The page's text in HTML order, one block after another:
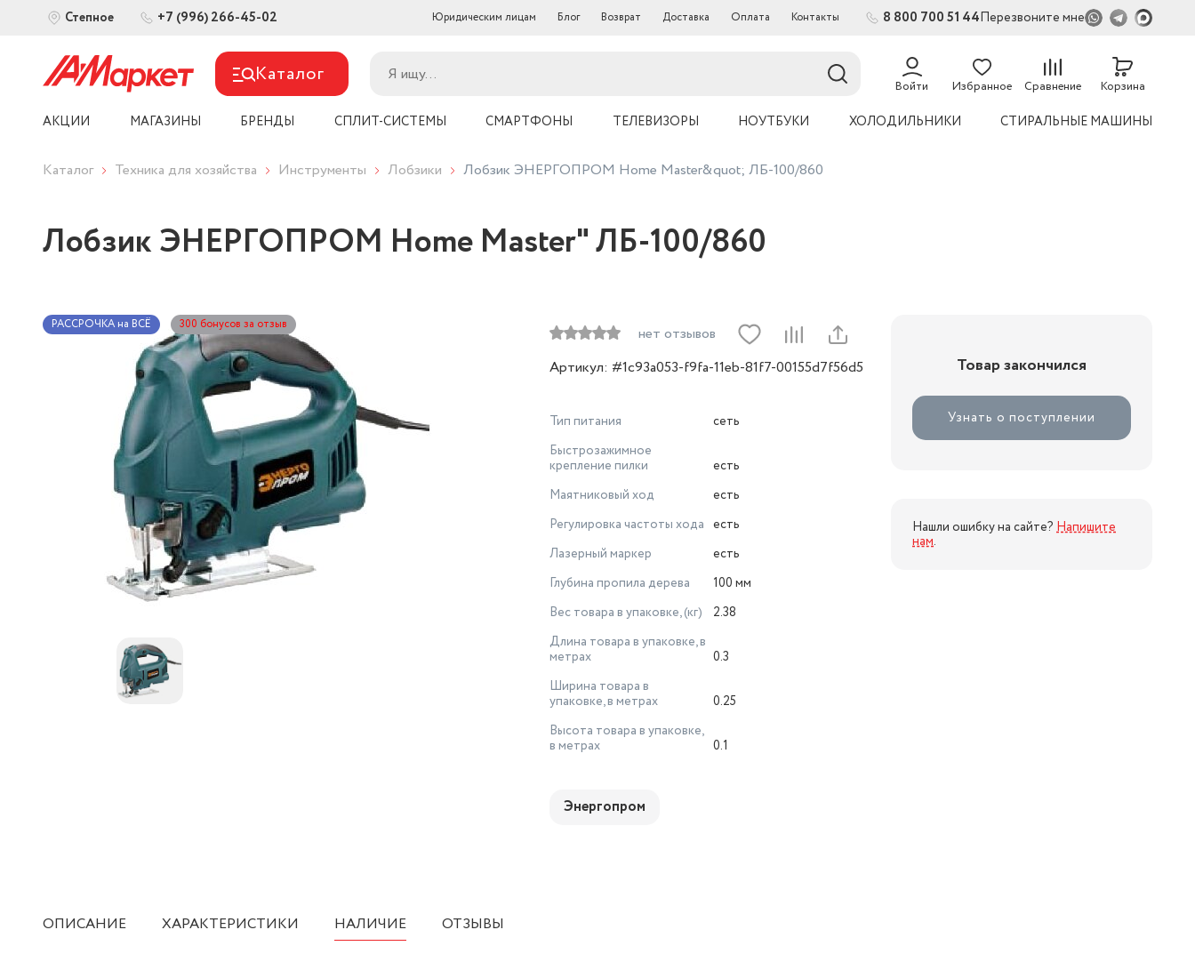
Степное +7 (996) 266-45-02 Юридическим лицам Блог Возврат Доставка Оплата Контакты 8 800 700 51 44Перезвоните мне
Каталог Войти Избранное Сравнение
54
Корзина
АКЦИИ МАГАЗИНЫ БРЕНДЫ СПЛИТ-СИСТЕМЫ СМАРТФОНЫ ТЕЛЕВИЗОРЫ НОУТБУКИ ХОЛОДИЛЬНИКИ СТИРАЛЬНЫЕ МАШИНЫ
Каталог Техника для хозяйства Инструменты Лобзики Лобзик ЭНЕРГОПРОМ Home Master&quot; ЛБ-100/860
Лобзик ЭНЕРГОПРОМ Home Master" ЛБ-100/860
РАССРОЧКА на ВСЁ 300 бонусов за отзыв
нет отзывов
Артикул: #1c93a053-f9fa-11eb-81f7-00155d7f56d5
Тип питания
сеть
Быстрозажимное
крепление пилки
есть
Маятниковый ход
есть
Регулировка частоты хода есть
Лазерный маркер
есть
Глубина пропила дерева
100 мм
Вес товара в упаковке, (кг)
2.38
Длина товара в упаковке, в
метрах
0.3
Ширина товара в
упаковке, в метрах
0.25
Высота товара в упаковке,
в метрах
0.1
Энергопром
Товар закончился
Узнать о поступлении
Нашли ошибку на сайте? Напишите
нам.
ОПИСАНИЕ ХАРАКТЕРИСТИКИ НАЛИЧИЕ ОТЗЫВЫ